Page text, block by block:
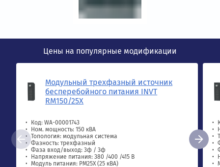
Цены на популярные модификации
Модульный трехфазный источник
бесперебойного питания INVT
RM150/25X
Код: WA-00001743
Ном. мощность: 150 кВА
Топология: модульная система
Фазность: трехфазный
Фаза вход/выход: 3ф / 3ф
Напряжение питания: 380 /400 /415 В
Модуль питания: PM25X (25 кВА)